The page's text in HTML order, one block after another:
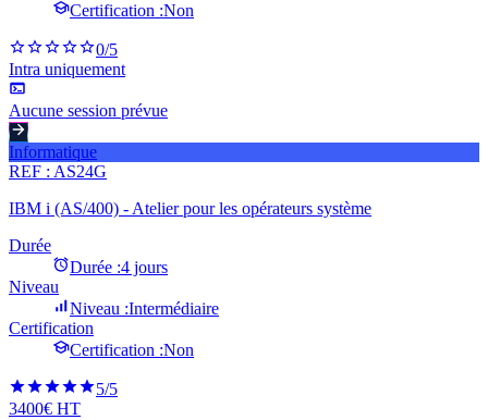
Certification :Non
0/5
Intra uniquement
Aucune session prévue
Informatique
REF : AS24G
IBM i (AS/400) - Atelier pour les opérateurs système
Durée
Durée :4 jours
Niveau
Niveau :Intermédiaire
Certification
Certification :Non
5/5
3400€ HT